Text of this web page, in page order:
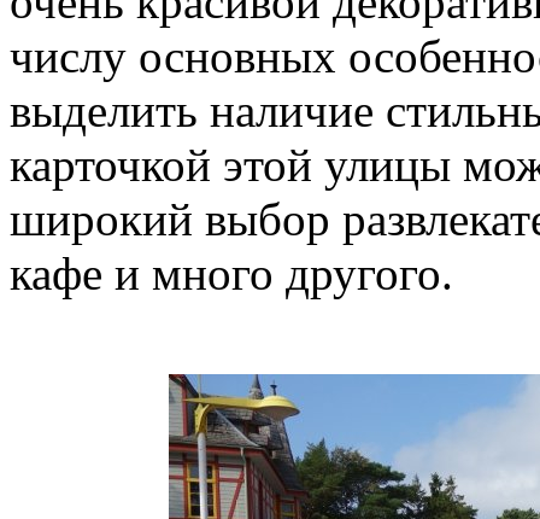
числу основных
выделить наличие
карточкой этой улицы
широкий выбор
кафе и много другого.